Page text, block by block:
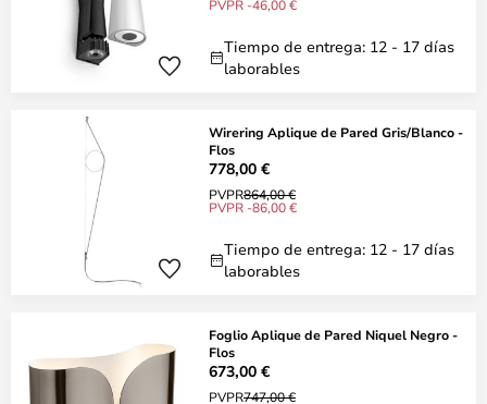
PVPR -46,00 €
Tiempo de entrega: 12 - 17 días
laborables
Wirering Aplique de Pared Gris/Blanco -
Flos
778,00 €
PVPR864,00 €
PVPR -86,00 €
Tiempo de entrega: 12 - 17 días
laborables
Foglio Aplique de Pared Niquel Negro -
Flos
673,00 €
PVPR747,00 €